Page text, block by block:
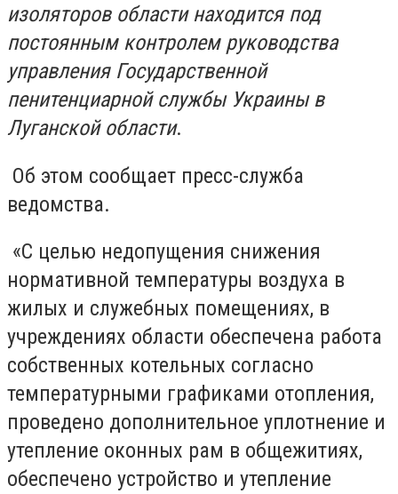
изоляторов области находится под
постоянным контролем руководства
управления Государственной
пенитенциарной службы Украины в
Луганской области.
Об этом сообщает пресс-служба
ведомства.
«С целью недопущения снижения
нормативной температуры воздуха в
жилых и служебных помещениях, в
учреждениях области обеспечена работа
собственных котельных согласно
температурными графиками отопления,
проведено дополнительное уплотнение и
утепление оконных рам в общежитиях,
обеспечено устройство и утепление